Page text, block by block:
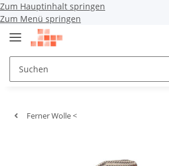
Zum Hauptinhalt springen
Zum Menü springen
Ferner Wolle <